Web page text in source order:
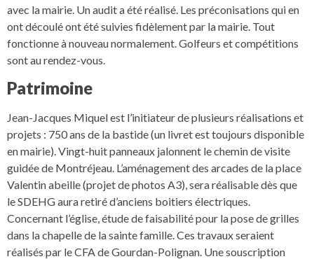
avec la mairie. Un audit a été réalisé. Les préconisations qui en
ont découlé ont été suivies fidèlement par la mairie. Tout
fonctionne à nouveau normalement. Golfeurs et compétitions
sont au rendez-vous.
Patrimoine
Jean-Jacques Miquel est l’initiateur de plusieurs réalisations et
projets : 750 ans de la bastide (un livret est toujours disponible
en mairie). Vingt-huit panneaux jalonnent le chemin de visite
guidée de Montréjeau. L’aménagement des arcades de la place
Valentin abeille (projet de photos A3), sera réalisable dès que
le SDEHG aura retiré d’anciens boitiers électriques.
Concernant l’église, étude de faisabilité pour la pose de grilles
dans la chapelle de la sainte famille. Ces travaux seraient
réalisés par le CFA de Gourdan-Polignan. Une souscription